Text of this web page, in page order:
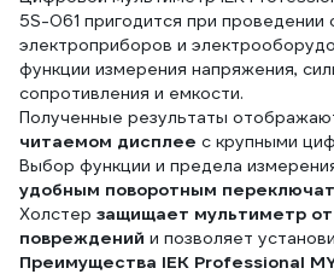
5S-061 пригодится при проведении
электроприборов и
функции измерения напряжения,
сопротивления и емкости.
Полученные результаты
читаемом дисплее с крупными
Выбор функции и предела
удобным поворотным
Холстер защищает мультиметр
повреждений и позволяет
Преимущества IEK Professional